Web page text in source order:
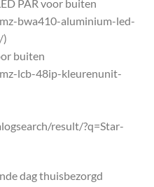
PAR voor buiten
bwa410-aluminium-led-
)
buiten
lcb-48ip-kleurenunit-
result/?q=Star-
dag thuisbezorgd